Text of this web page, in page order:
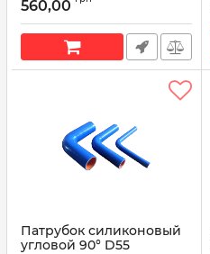
Артикул: 90° D48 L200*200
560,00
Патрубок силиконовый
угловой 90° D55